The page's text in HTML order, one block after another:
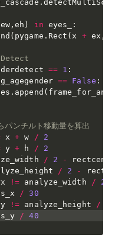
.
ew ,eh ) in eyes_
:
( pygame . Rect ( x + ex ,
== 1 :
== False :
. append (
パンチルト移動量を算出
x + w /
2
y + h /
2
/ 2 -
/ 2 -
!= analyze_width / 2
/
30
!= analyze_height /
/ 40